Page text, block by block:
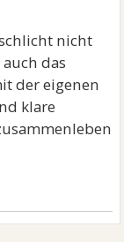
nicht
das
der eigenen
klare